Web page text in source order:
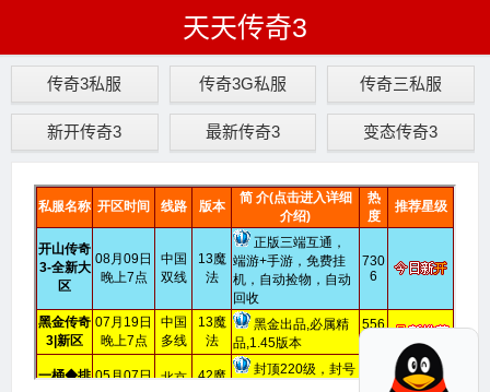
天天传奇3
传奇3私服 传奇3G私服 传奇三私服
新开传奇3 最新传奇3 变态传奇3